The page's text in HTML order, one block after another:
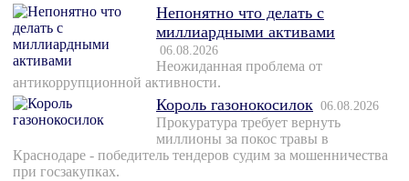
Непонятно что делать с
миллиардными активами
06.08.2026
Неожиданная проблема от
антикоррупционной активности.
Король газонокосилок 06.08.2026
Прокуратура требует вернуть
миллионы за покос травы в
Краснодаре - победитель тендеров судим за мошенничества
при госзакупках.